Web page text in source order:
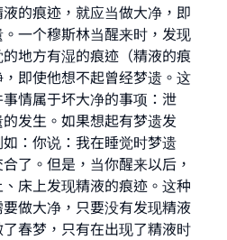
的痕迹，就应当做大净，即
一个穆斯林当醒来时，发现
地方有湿的痕迹（精液的痕
即使他想不起曾经梦遗。这
情属于坏大净的事项：泄
发生。如果想起有梦遗发
：你说：我在睡觉时梦遗
了。但是，当你醒来以后，
床上发现精液的痕迹。这种
做大净，只要没有发现精液
春梦，只有在出现了精液时